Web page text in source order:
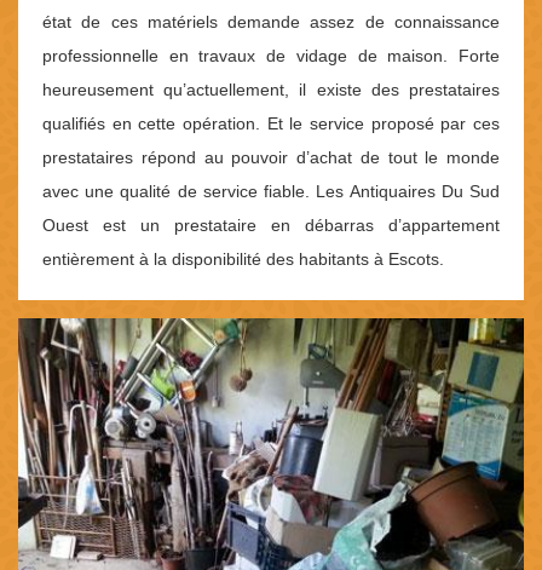
état de ces matériels demande assez de connaissance
professionnelle en travaux de vidage de maison. Forte
heureusement qu’actuellement, il existe des prestataires
qualifiés en cette opération. Et le service proposé par ces
prestataires répond au pouvoir d’achat de tout le monde
avec une qualité de service fiable. Les Antiquaires Du Sud
Ouest est un prestataire en débarras d’appartement
entièrement à la disponibilité des habitants à Escots.